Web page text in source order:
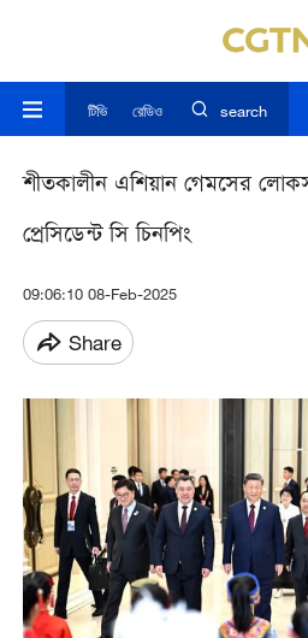
টিভি রেডিও search
শীতকালীন এশিয়ান গেমসের
প্রেসিডেন্ট সি চিনপিং
09:06:10 08-Feb-2025
Share